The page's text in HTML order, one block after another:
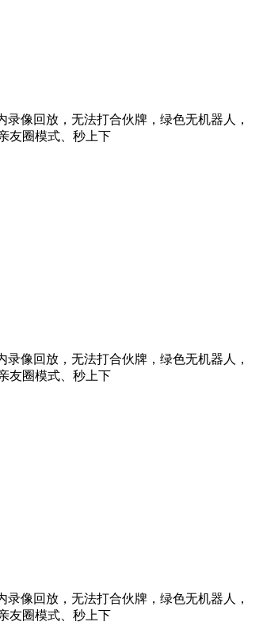
像回放，无法打合伙牌，绿色无机器人，
友圈模式、秒上下
像回放，无法打合伙牌，绿色无机器人，
友圈模式、秒上下
像回放，无法打合伙牌，绿色无机器人，
友圈模式、秒上下